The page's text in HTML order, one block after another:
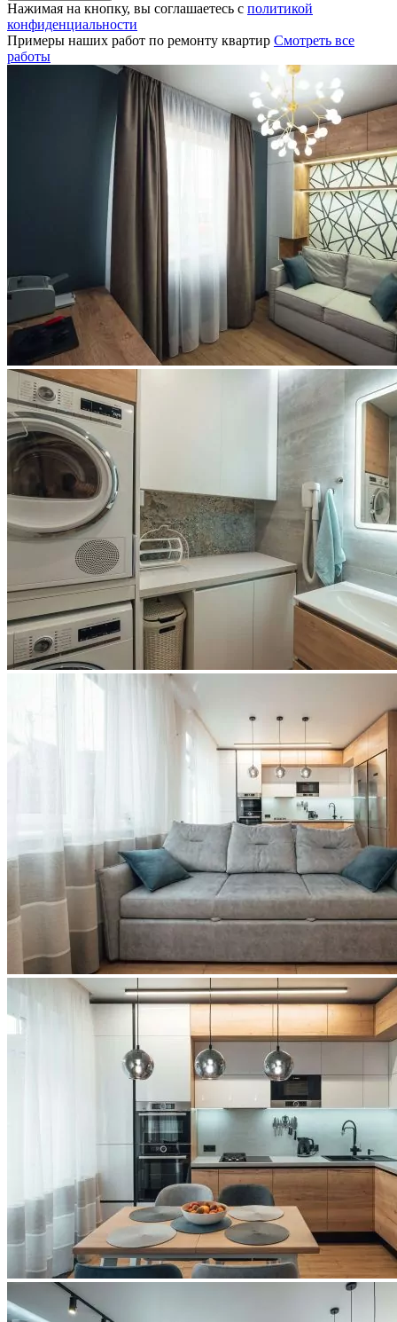
Нажимая на кнопку, вы соглашаетесь с политикой
конфиденциальности
Примеры наших работ по ремонту квартир Смотреть все
работы